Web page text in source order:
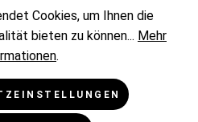
Cookies, um Ihnen die
bieten zu können... Mehr
.